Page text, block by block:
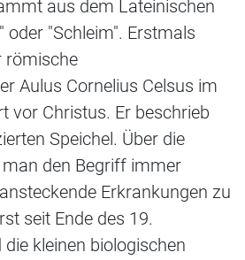
aus dem Lateinischen
oder "Schleim". Erstmals
römische
Aulus Cornelius Celsus im
vor Christus. Er beschrieb
Speichel. Über die
den Begriff immer
Erkrankungen zu
seit Ende des 19.
kleinen biologischen